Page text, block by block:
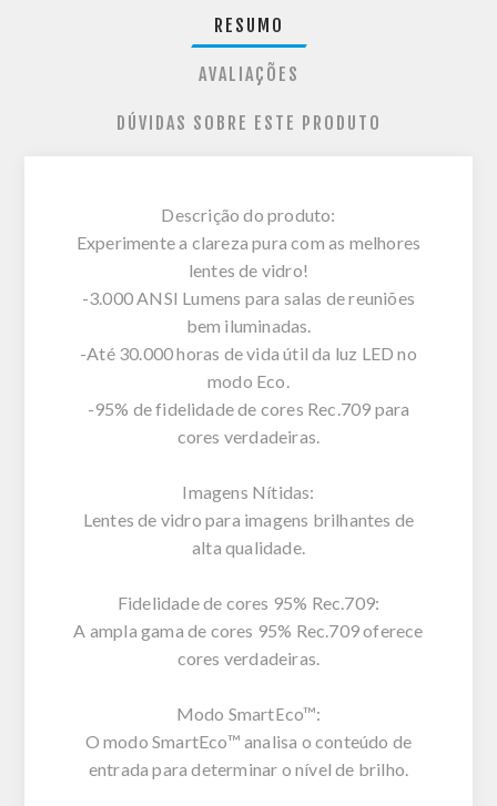
RESUMO
AVALIAÇÕES
DÚVIDAS SOBRE ESTE PRODUTO
Descrição do produto:
Experimente a clareza pura com as melhores
lentes de vidro!
-3.000 ANSI Lumens para salas de reuniões
bem iluminadas.
-Até 30.000 horas de vida útil da luz LED no
modo Eco.
-95% de fidelidade de cores Rec.709 para
cores verdadeiras.
Imagens Nítidas:
Lentes de vidro para imagens brilhantes de
alta qualidade.
Fidelidade de cores 95% Rec.709:
A ampla gama de cores 95% Rec.709 oferece
cores verdadeiras.
Modo SmartEco™:
O modo SmartEco™ analisa o conteúdo de
entrada para determinar o nível de brilho.